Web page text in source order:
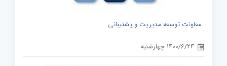
معاونت توسعه مدیریت و پشتیبانی
1400/6/24 چهارشنبه